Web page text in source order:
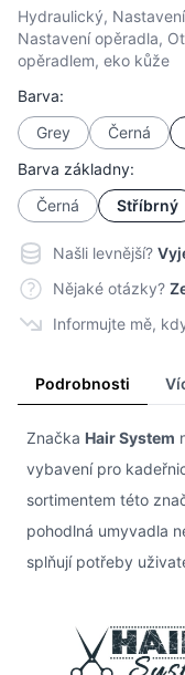
Hydraulický,
Nastavení opěradla,
opěradlem, eko kůže
Barva:
Grey
Černá
Barva základny:
Černá
Stříbrný
Našli levnější?
Nějaké otázky?
Informujte mě,
Podrobnosti
Značka Hair System
vybavení pro
sortimentem této
pohodlná umyvadla
splňují potřeby